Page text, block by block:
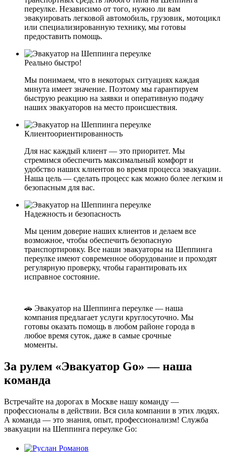
переулке. Независимо от того, нужно ли вам
эвакуировать легковой автомобиль, грузовик, мотоцикл
или специализированную технику, мы готовы
предоставить помощь.
Реально быстро!
Мы понимаем, что в некоторых ситуациях каждая
минута имеет значение. Поэтому мы гарантируем
быструю реакцию на заявки и оперативную подачу
наших эвакуаторов на место происшествия.
Клиентоориентированность
Для нас каждый клиент — это приоритет. Мы
стремимся обеспечить максимальный комфорт и
удобство наших клиентов во время процесса эвакуации.
Наша цель — сделать процесс как можно более легким и
безопасным для вас.
Надежность и безопасность
Мы ценим доверие наших клиентов и делаем все
возможное, чтобы обеспечить безопасную
транспортировку. Все наши эвакуаторы на Шеппинга
переулке имеют современное оборудование и проходят
регулярную проверку, чтобы гарантировать их
исправное состояние.
🚗 Эвакуатор на Шеппинга переулке — наша
компания предлагает услуги круглосуточно. Мы
готовы оказать помощь в любом районе города в
любое время суток, даже в самые срочные
моменты.
За рулем «Эвакуатор Go» — наша
команда
Встречайте на дорогах в Москве нашу команду —
профессионалы в действии. Вся сила компании в этих людях.
А команда — это знания, опыт, профессионализм! Служба
эвакуации на Шеппинга переулке Go: